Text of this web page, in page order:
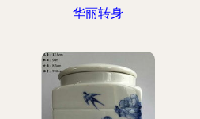
华丽转身